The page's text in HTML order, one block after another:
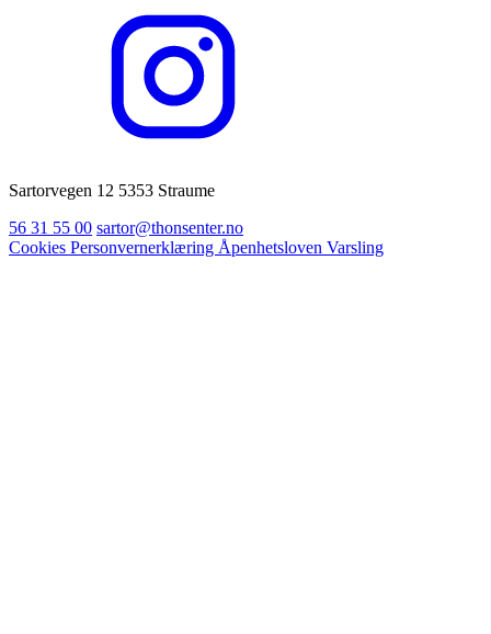
Sartorvegen 12 5353 Straume
56 31 55 00 sartor@thonsenter.no
Cookies Personvernerklæring Åpenhetsloven Varsling